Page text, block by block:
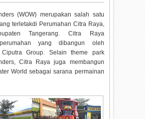
(WOW) merupakan salah satu
terletakdi Perumahan Citra Raya,
Tangerang. Citra Raya
yang dibangun oleh
Ciputra Group. Selain theme park
Citra Raya juga membangun
World sebagai sarana permainan